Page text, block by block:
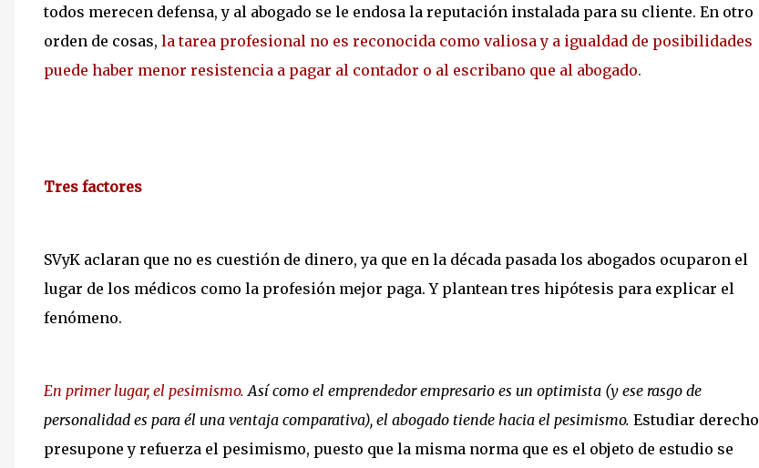
todos merecen defensa, y al abogado se le endosa la reputación instalada para su cliente. En otro
orden de cosas, la tarea profesional no es reconocida como valiosa y a igualdad de posibilidades
puede haber menor resistencia a pagar al contador o al escribano que al abogado.
Tres factores
SVyK aclaran que no es cuestión de dinero, ya que en la década pasada los abogados ocuparon el
lugar de los médicos como la profesión mejor paga. Y plantean tres hipótesis para explicar el
fenómeno.
En primer lugar, el pesimismo.Así como el emprendedor empresario es un optimista (y ese rasgo de
personalidad es para él una ventaja comparativa), el abogado tiende hacia el pesimismo. Estudiar derecho
presupone y refuerza el pesimismo, puesto que la misma norma que es el objeto de estudio se